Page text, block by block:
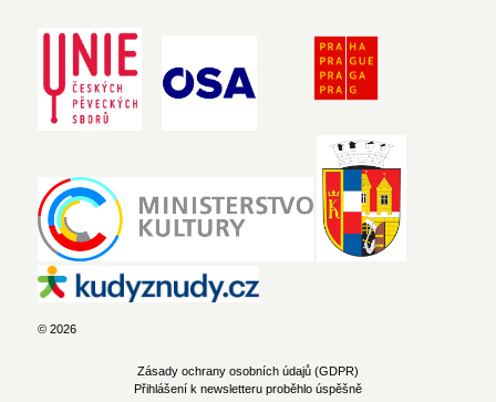
© 2026
Zásady ochrany osobních údajů (GDPR)
Přihlášení k newsletteru proběhlo úspěšně